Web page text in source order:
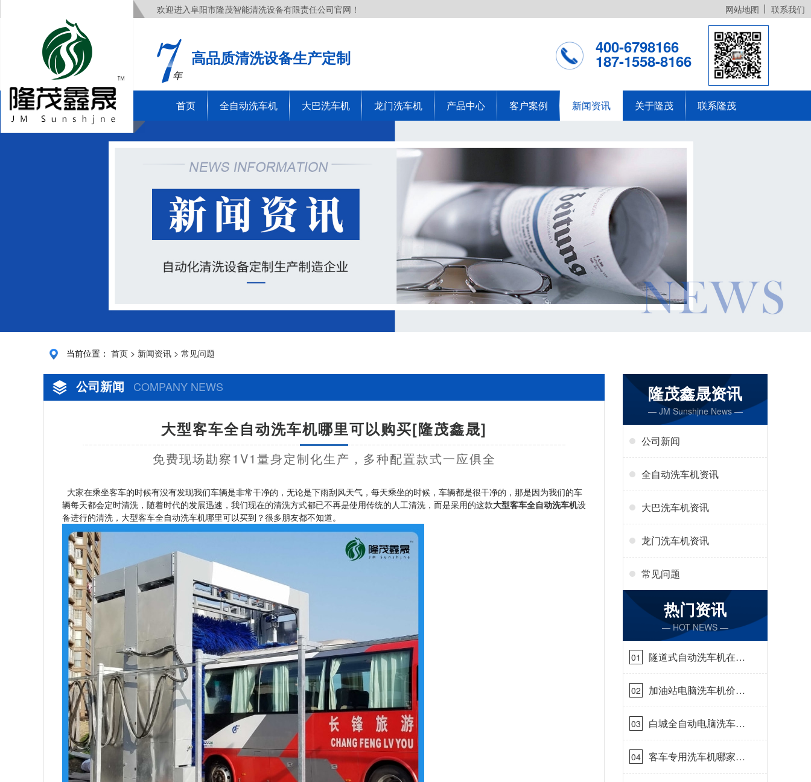
欢迎进入阜阳市隆茂智能清洗设备有限责任公司官网！ 网站地图 联系我们
年
高品质清洗设备生产定制
400-6798166
187-1558-8166
首页 全自动洗车机 大巴洗车机 龙门洗车机 产品中心 客户案例 新闻资讯 关于隆茂 联系隆茂
当前位置： 首页 > 新闻资讯 > 常见问题
公司新闻 COMPANY NEWS
大型客车全自动洗车机哪里可以购买[隆茂鑫晟]
免费现场勘察1V1量身定制化生产，多种配置款式一应俱全
大家在乘坐客车的时候有没有发现我们车辆是非常干净的，无论是下雨刮风天气，每天乘坐的时候，车辆都是很干净的，那是因为我们的车
辆每天都会定时清洗，随着时代的发展迅速，我们现在的清洗方式都已不再是使用传统的人工清洗，而是采用的这款大型客车全自动洗车机设
备进行的清洗，大型客车全自动洗车机哪里可以买到？很多朋友都不知道。
隆茂鑫晟资讯
— JM Sunshjne News —
公司新闻
全自动洗车机资讯
大巴洗车机资讯
龙门洗车机资讯
常见问题
热门资讯
— HOT NEWS —
01
隧道式自动洗车机在哪
里购买[隆茂鑫晟]
02
加油站电脑洗车机价格
怎么样[隆茂鑫晟]
03
白城全自动电脑洗车
机-ADV防冻冬季正常
使用[隆茂鑫晟]
04
客车专用洗车机哪家的
好[隆茂鑫晟]